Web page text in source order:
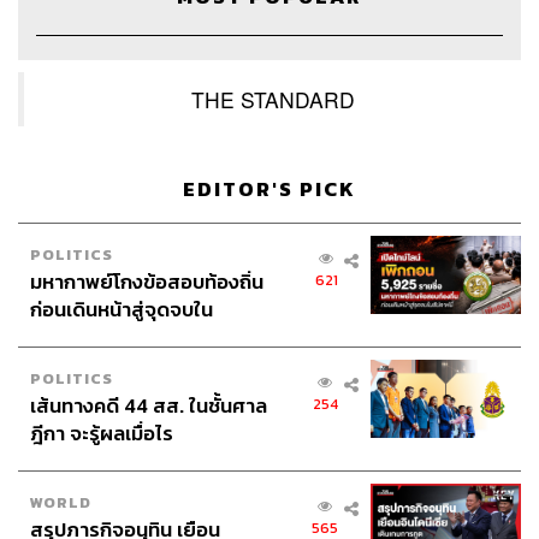
Show Creator & Producerภูมิชาย บุญสินสุข
Sound Designer & Engineer
กฤตพล จียะเกียรติ
Channel Managerเชษฐพงศ์ ชูประดิษฐ์
Cover Designพรวลี จ้วงพุฒซา
Proofreaderวรรษมล สิงหโกมล
Webmaster ไชยพร ศิริกลการ
Social Media Admin วนัชพร ดวงนิล, สุทธกิตติ์​ สุทธาวรรณ
กุล, ธิติกร ลิ้มทองมณี
Archive Officerชริน จำปาวัน
Music westonemusic.com
THE STANDARD
EDITOR'S PICK
POLITICS
มหากาพย์โกงข้อสอบท้องถิ่น
ก่อนเดินหน้าสู่จุดจบใน
621
POLITICS
เส้นทางคดี 44 สส. ในชั้นศาล
ฎีกา จะรู้ผลเมื่อไร
254
WORLD
สรุปภารกิจอนุทิน เยือน 565